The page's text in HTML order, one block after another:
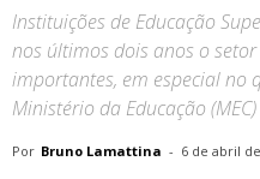
Instituições de Educação
nos últimos dois anos o
importantes, em especial no
Ministério da Educação
Por Bruno Lamattina - 6 de abril